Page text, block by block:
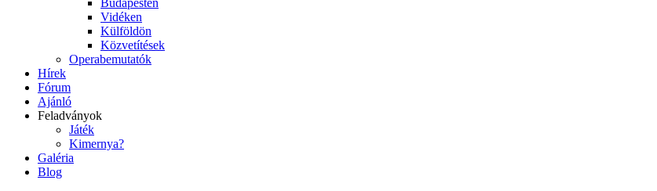
Budapesten
Vidéken
Külföldön
Közvetítések
Operabemutatók
Hírek
Fórum
Ajánló
Feladványok
Játék
Kimernya?
Galéria
Blog